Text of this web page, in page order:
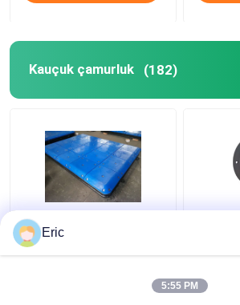
Kauçuk çamurluk (182)
Özel UHMW - PE
Impingement Bolt
Hizmet
Eric
5:55 PM